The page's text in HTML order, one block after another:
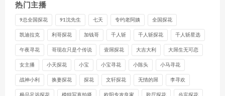
热门主播
9总全国探花 91沈先生 七天 专约老阿姨 全国探花
凯迪拉克 利哥探花 加钱哥 千人斩 千人斩探花 千人斩星选
午夜寻花 哥现在只是个传说 壹屌探花 大吉大利 大屌生无可恋
女主播 小天探花 小宝 小宝寻花 小陈头 小马寻花
战神小利 换妻探花 探花 文轩探花 无情的屌 李寻欢